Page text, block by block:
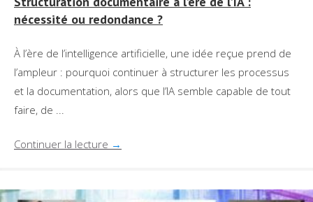
nécessité ou redondance ?
À l’ère de l’intelligence artificielle, une idée reçue prend de
l’ampleur : pourquoi continuer à structurer les processus
et la documentation, alors que l’IA semble capable de tout
faire, de ...
Continuer la lecture →